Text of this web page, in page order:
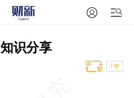
识分享
T中